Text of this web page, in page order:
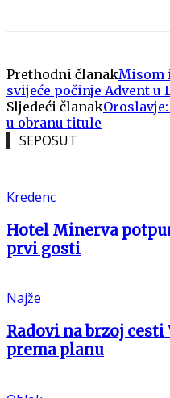
Prethodni članakMisom
svijeće počinje Advent u
Sljedeći članak
u obranu titule
SEPOSUT
Kredenc
Hotel Minerva
prvi gosti
Najže
Radovi na brzoj
prema planu